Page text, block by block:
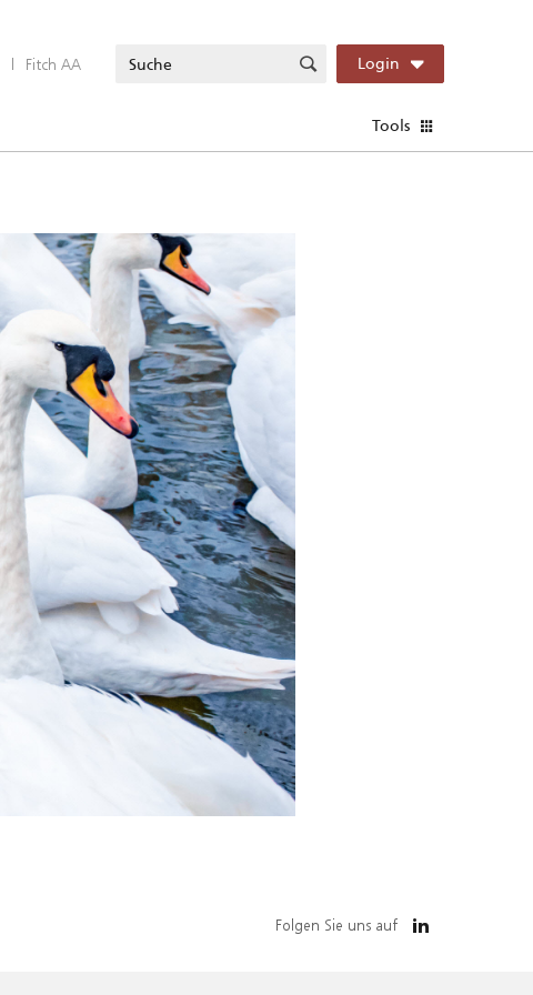
| Fitch AA Login
Tools
Folgen Sie uns auf